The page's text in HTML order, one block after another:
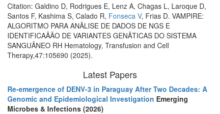
Citation: Galdino D, Rodrigues E, Lenz A, Chagas L, Laroque D,
Santos F, Kashima S, Calado R, Fonseca V, Frias D. VAMPIRE:
ALGORITMO PARA ANÃLISE DE DADOS DE NGS E
IDENTIFICAÃÃO DE VARIANTES GENÃTICAS DO SISTEMA
SANGUÃNEO RH Hematology, Transfusion and Cell
Therapy,47:105690 (2025).
Latest Papers
Re-emergence of DENV-3 in Paraguay After Two Decades: A
Genomic and Epidemiological Investigation Emerging
Microbes & Infections (2026)